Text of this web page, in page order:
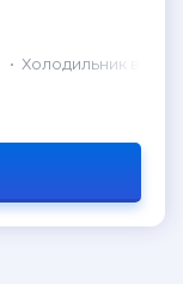
Холодильник в